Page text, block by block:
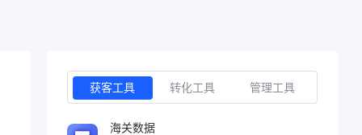
获客工具 转化工具 管理工具
海关数据